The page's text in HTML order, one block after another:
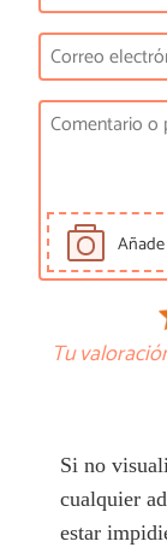
Tu
Si no
cualquier
estar